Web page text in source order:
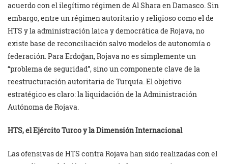
acuerdo con el ilegítimo régimen de Al Shara en Damasco. Sin
embargo, entre un régimen autoritario y religioso como el de
HTS y la administración laica y democrática de Rojava, no
existe base de reconciliación salvo modelos de autonomía o
federación. Para Erdoğan, Rojava no es simplemente un
“problema de seguridad”, sino un componente clave de la
reestructuración autoritaria de Turquía. El objetivo
estratégico es claro: la liquidación de la Administración
Autónoma de Rojava.
HTS, el Ejército Turco y la Dimensión Internacional
Las ofensivas de HTS contra Rojava han sido realizadas con el